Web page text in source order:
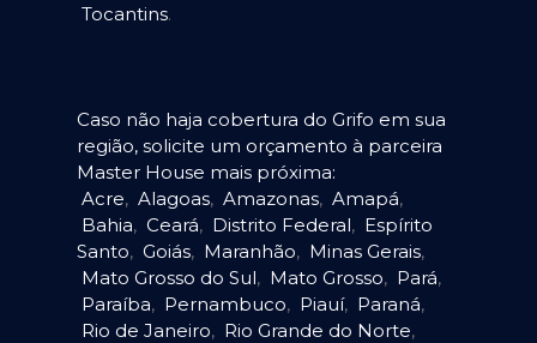
Tocantins.
Caso não haja cobertura do Grifo em sua
região, solicite um orçamento à parceira
Master House mais próxima:
Acre, Alagoas, Amazonas, Amapá,
Bahia, Ceará, Distrito Federal, Espírito
Santo, Goiás, Maranhão, Minas Gerais,
Mato Grosso do Sul, Mato Grosso, Pará,
Paraíba, Pernambuco, Piauí, Paraná,
Rio de Janeiro, Rio Grande do Norte,